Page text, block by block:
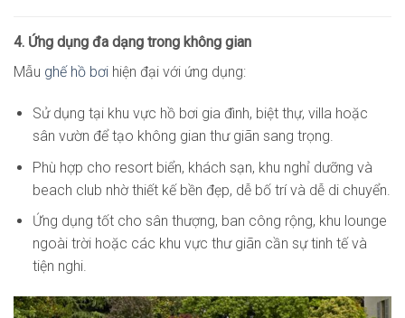
4. Ứng dụng đa dạng trong không gian
Mẫu ghế hồ bơi hiện đại với ứng dụng:
Sử dụng tại khu vực hồ bơi gia đình, biệt thự, villa hoặc
sân vườn để tạo không gian thư giãn sang trọng.
Phù hợp cho resort biển, khách sạn, khu nghỉ dưỡng và
beach club nhờ thiết kế bền đẹp, dễ bố trí và dễ di chuyển.
Ứng dụng tốt cho sân thượng, ban công rộng, khu lounge
ngoài trời hoặc các khu vực thư giãn cần sự tinh tế và
tiện nghi.